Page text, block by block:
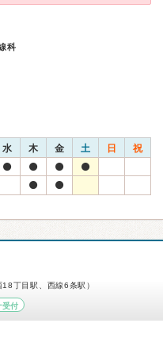
科
水 木 金 土 日 祝
丁目駅、西線6条駅）
受付